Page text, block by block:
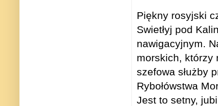
Piękny rosyjski
Swietłyj pod
nawigacyjnym.
morskich, którzy
szefowa służby
Rybołówstwa
Jest to setny,